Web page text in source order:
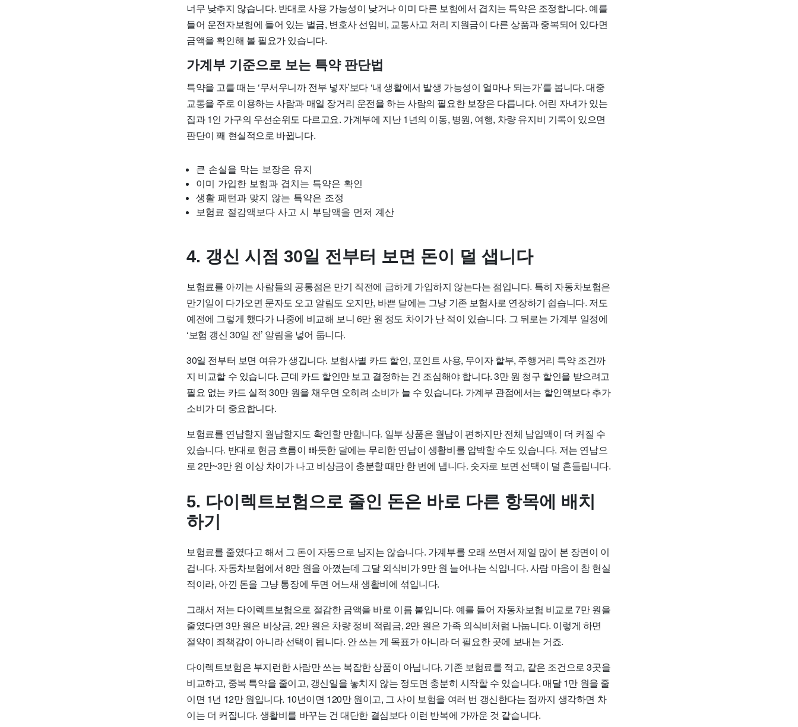
너무 낮추지 않습니다. 반대로 사용 가능성이 낮거나 이미 다른 보험에서 겹치는 특약은 조정합니다. 예를
들어 운전자보험에 들어 있는 벌금, 변호사 선임비, 교통사고 처리 지원금이 다른 상품과 중복되어 있다면
금액을 확인해 볼 필요가 있습니다.
가계부 기준으로 보는 특약 판단법
특약을 고를 때는 ‘무서우니까 전부 넣자’보다 ‘내 생활에서 발생 가능성이 얼마나 되는가’를 봅니다. 대중
교통을 주로 이용하는 사람과 매일 장거리 운전을 하는 사람의 필요한 보장은 다릅니다. 어린 자녀가 있는
집과 1인 가구의 우선순위도 다르고요. 가계부에 지난 1년의 이동, 병원, 여행, 차량 유지비 기록이 있으면
판단이 꽤 현실적으로 바뀝니다.
큰 손실을 막는 보장은 유지
이미 가입한 보험과 겹치는 특약은 확인
생활 패턴과 맞지 않는 특약은 조정
보험료 절감액보다 사고 시 부담액을 먼저 계산
4. 갱신 시점 30일 전부터 보면 돈이 덜 샙니다
보험료를 아끼는 사람들의 공통점은 만기 직전에 급하게 가입하지 않는다는 점입니다. 특히 자동차보험은
만기일이 다가오면 문자도 오고 알림도 오지만, 바쁜 달에는 그냥 기존 보험사로 연장하기 쉽습니다. 저도
예전에 그렇게 했다가 나중에 비교해 보니 6만 원 정도 차이가 난 적이 있습니다. 그 뒤로는 가계부 일정에
‘보험 갱신 30일 전’ 알림을 넣어 둡니다.
30일 전부터 보면 여유가 생깁니다. 보험사별 카드 할인, 포인트 사용, 무이자 할부, 주행거리 특약 조건까
지 비교할 수 있습니다. 근데 카드 할인만 보고 결정하는 건 조심해야 합니다. 3만 원 청구 할인을 받으려고
필요 없는 카드 실적 30만 원을 채우면 오히려 소비가 늘 수 있습니다. 가계부 관점에서는 할인액보다 추가
소비가 더 중요합니다.
보험료를 연납할지 월납할지도 확인할 만합니다. 일부 상품은 월납이 편하지만 전체 납입액이 더 커질 수
있습니다. 반대로 현금 흐름이 빠듯한 달에는 무리한 연납이 생활비를 압박할 수도 있습니다. 저는 연납으
로 2만~3만 원 이상 차이가 나고 비상금이 충분할 때만 한 번에 냅니다. 숫자로 보면 선택이 덜 흔들립니다.
5. 다이렉트보험으로 줄인 돈은 바로 다른 항목에 배치
하기
보험료를 줄였다고 해서 그 돈이 자동으로 남지는 않습니다. 가계부를 오래 쓰면서 제일 많이 본 장면이 이
겁니다. 자동차보험에서 8만 원을 아꼈는데 그달 외식비가 9만 원 늘어나는 식입니다. 사람 마음이 참 현실
적이라, 아낀 돈을 그냥 통장에 두면 어느새 생활비에 섞입니다.
그래서 저는 다이렉트보험으로 절감한 금액을 바로 이름 붙입니다. 예를 들어 자동차보험 비교로 7만 원을
줄였다면 3만 원은 비상금, 2만 원은 차량 정비 적립금, 2만 원은 가족 외식비처럼 나눕니다. 이렇게 하면
절약이 죄책감이 아니라 선택이 됩니다. 안 쓰는 게 목표가 아니라 더 필요한 곳에 보내는 거죠.
다이렉트보험은 부지런한 사람만 쓰는 복잡한 상품이 아닙니다. 기존 보험료를 적고, 같은 조건으로 3곳을
비교하고, 중복 특약을 줄이고, 갱신일을 놓치지 않는 정도면 충분히 시작할 수 있습니다. 매달 1만 원을 줄
이면 1년 12만 원입니다. 10년이면 120만 원이고, 그 사이 보험을 여러 번 갱신한다는 점까지 생각하면 차
이는 더 커집니다. 생활비를 바꾸는 건 대단한 결심보다 이런 반복에 가까운 것 같습니다.